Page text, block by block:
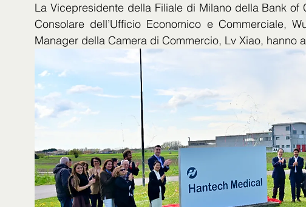
La Vicepresidente della Filiale di Milano della Bank of
Consolare dell’Ufficio Economico e Commerciale,
Manager della Camera di Commercio, Lv Xiao, hanno